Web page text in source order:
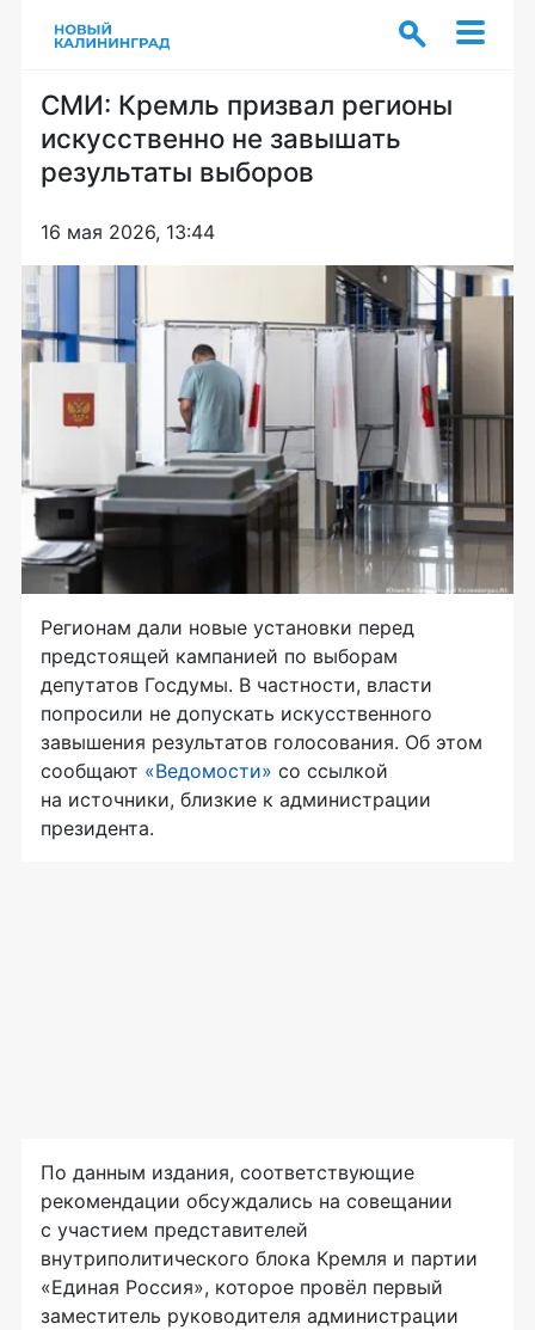
СМИ: Кремль призвал регионы
искусственно не завышать
результаты выборов
16 мая 2026, 13:44
Регионам дали новые установки перед
предстоящей кампанией по выборам
депутатов Госдумы. В частности, власти
попросили не допускать искусственного
завышения результатов голосования. Об этом
сообщают «Ведомости» со ссылкой
на источники, близкие к администрации
президента.
По данным издания, соответствующие
рекомендации обсуждались на совещании
с участием представителей
внутриполитического блока Кремля и партии
«Единая Россия», которое провёл первый
заместитель руководителя администрации